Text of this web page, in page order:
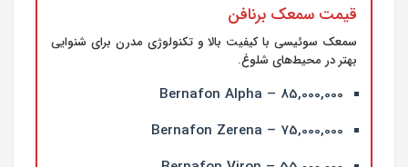
قیمت سمعک برنافن
سمعک سوئیسی با کیفیت بالا و تکنولوژی مدرن برای شنوایی
بهتر در محیط‌های شلوغ.
Bernafon Alpha – 85,000,000
Bernafon Zerena – 75,000,000